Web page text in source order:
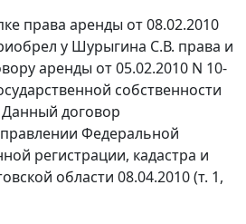
права аренды от 08.02.2010
у Шурыгина С.В. права и
аренды от 05.02.2010 N 10-
собственности
Данный договор
Федеральной
регистрации, кадастра и
области 08.04.2010 (т. 1,